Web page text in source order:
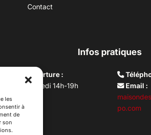
les
à
de
son
Contact
Infos pratiques
d’ouverture :
au vendredi 14h-19h
10h –17h
lundi
Email :
po.com